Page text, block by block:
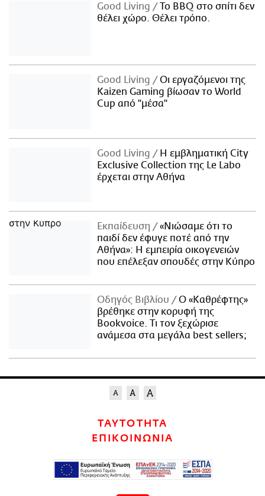
Good Living
Το BBQ στο σπίτι δεν
θέλει χώρο. Θέλει τρόπο.
Good Living
Οι εργαζόμενοι της
Kaizen Gaming βίωσαν το World
Cup από "μέσα"
Good Living
Η εμβληματική City
Exclusive Collection της Le Labo
έρχεται στην Αθήνα
Εκπαίδευση
«Νιώσαμε ότι το
παιδί δεν έφυγε ποτέ από την
Αθήνα»: Η εμπειρία οικογενειών
που επέλεξαν σπουδές στην Κύπρο
Οδηγός Βιβλίου
Ο «Καθρέφτης»
βρέθηκε στην κορυφή της
Bookvoice. Τι τον ξεχώρισε
ανάμεσα στα μεγάλα best sellers;
ΤΑΥΤΟΤΗΤΑ
ΕΠΙΚΟΙΝΩΝΙΑ